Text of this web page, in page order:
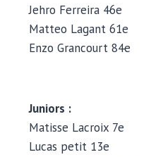
Jehro Ferreira 46e
Matteo Lagant 61e
Enzo Grancourt 84e
Juniors :
Matisse Lacroix 7e
Lucas petit 13e